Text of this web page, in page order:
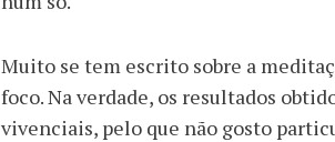
Muito se tem escrito sobre a
foco. Na verdade, os resultados
vivenciais, pelo que não gosto